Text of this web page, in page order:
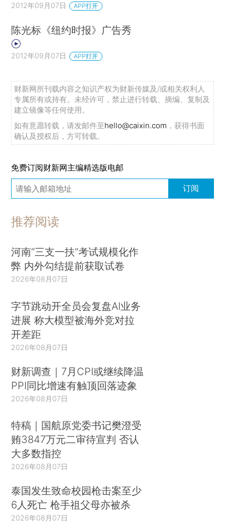
2012年09月07日 APP打开
陈光标《纽约时报》广告秀
2012年09月07日 APP打开
财新网所刊载内容之知识产权为财新传媒及/或相关权利人
专属所有或持有。未经许可，禁止进行转载、摘编、复制及
建立镜像等任何使用。
如有意愿转载，请发邮件至hello@caixin.com ，获得书面
确认及授权后，方可转载。
免费订阅财新网主编精选版电邮
订阅
推荐阅读
河南“三支一扶”考试规模化作
弊 内外勾结提前获取试卷
2026年08月07日
字节跳动开全员会复盘AI业务
进展 称大模型被海外竞对拉
开差距
2026年08月07日
财新调查｜7月CPI或继续降温
PPI同比增速有触顶回落迹象
2026年08月07日
特稿｜国航原党委书记樊澄受
贿3847万元二审待宣判 否认
大多数指控
2026年08月07日
泰国发生致命校园枪击案至少
6人死亡 枪手祖父母亦被杀
2026年08月07日